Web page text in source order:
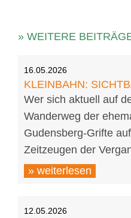
» WEITERE
16.05.2026
KLEINBAHN:
Wer sich aktuell auf
Wanderweg der
Gudensberg-Grifte
Zeitzeugen der
» weiterlesen
12.05.2026